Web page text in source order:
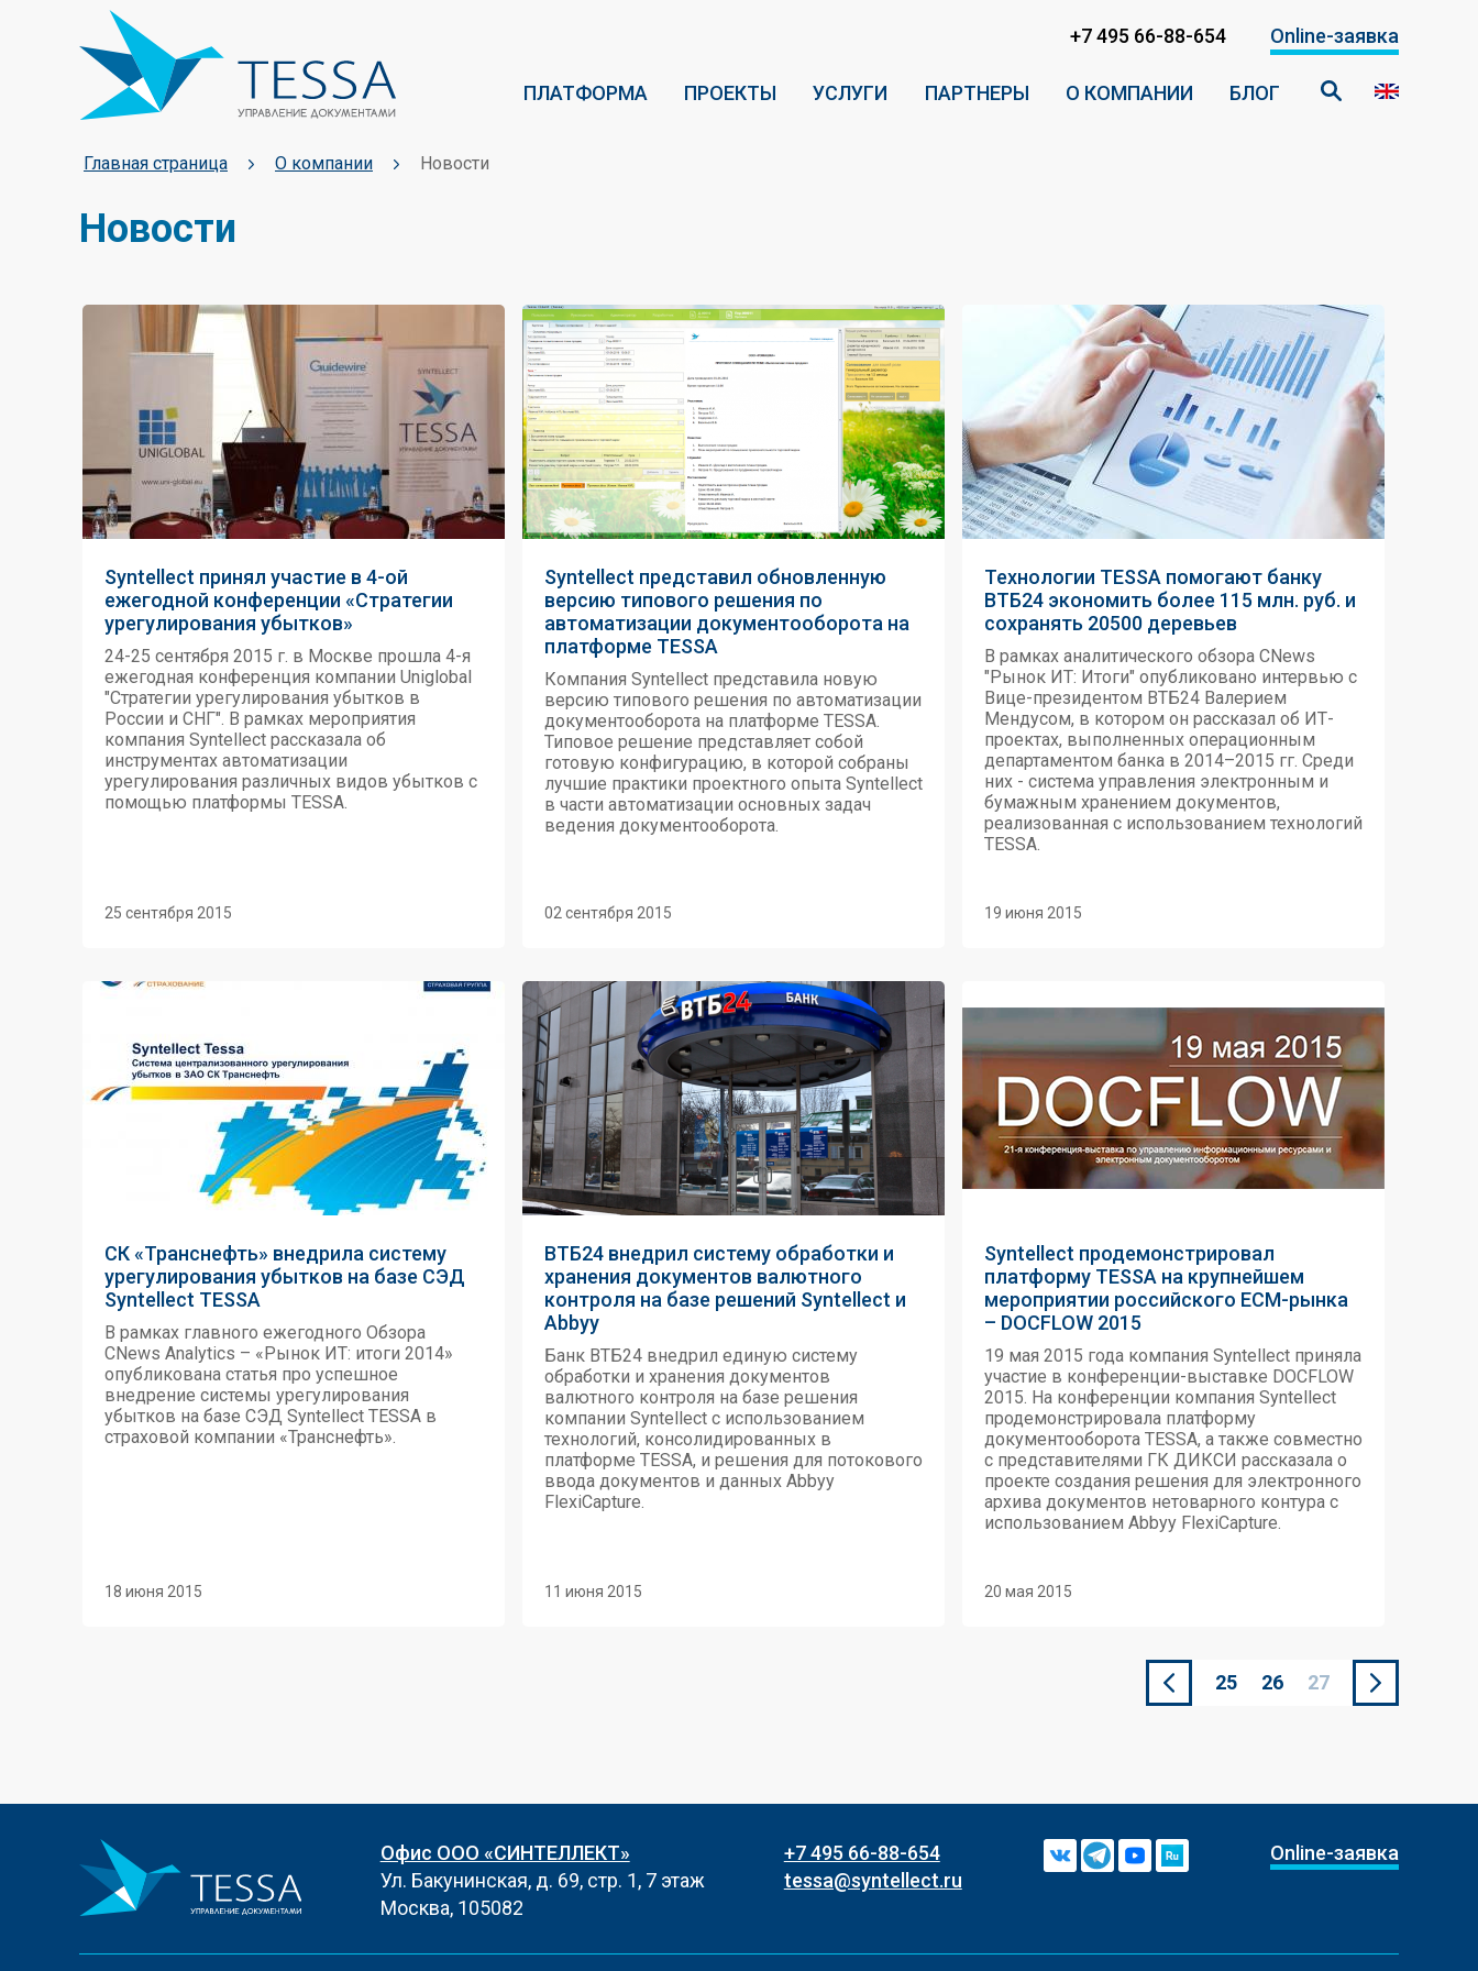
ПЛАТФОРМА ПРОЕКТЫ УСЛУГИ ПАРТНЕРЫ О КОМПАНИИ БЛОГ
+7 495 66-88-654 Online-заявка
Главная страница О компании Новости
Новости
Syntellect принял участие в 4-ой
ежегодной конференции «Стратегии
урегулирования убытков»
24-25 сентября 2015 г. в Москве прошла 4-я
ежегодная конференция компании Uniglobal
"Стратегии урегулирования убытков в
России и СНГ". В рамках мероприятия
компания Syntellect рассказала об
инструментах автоматизации
урегулирования различных видов убытков с
помощью платформы TESSA.
25 сентября 2015
Syntellect представил обновленную
версию типового решения по
автоматизации документооборота на
платформе TESSA
Компания Syntellect представила новую
версию типового решения по автоматизации
документооборота на платформе TESSA.
Типовое решение представляет собой
готовую конфигурацию, в которой собраны
лучшие практики проектного опыта Syntellect
в части автоматизации основных задач
ведения документооборота.
02 сентября 2015
Технологии TESSA помогают банку
ВТБ24 экономить более 115 млн. руб. и
сохранять 20500 деревьев
В рамках аналитического обзора CNews
"Рынок ИТ: Итоги" опубликовано интервью с
Вице-президентом ВТБ24 Валерием
Мендусом, в котором он рассказал об ИТ-
проектах, выполненных операционным
департаментом банка в 2014–2015 гг. Среди
них - система управления электронным и
бумажным хранением документов,
реализованная с использованием технологий
TESSA.
19 июня 2015
СК «Транснефть» внедрила систему
урегулирования убытков на базе СЭД
Syntellect TESSA
В рамках главного ежегодного Обзора
CNews Analytics – «Рынок ИТ: итоги 2014»
опубликована статья про успешное
внедрение системы урегулирования
убытков на базе СЭД Syntellect TESSA в
страховой компании «Транснефть».
18 июня 2015
ВТБ24 внедрил систему обработки и
хранения документов валютного
контроля на базе решений Syntellect и
Abbyy
Банк ВТБ24 внедрил единую систему
обработки и хранения документов
валютного контроля на базе решения
компании Syntellect с использованием
технологий, консолидированных в
платформе TESSA, и решения для потокового
ввода документов и данных Abbyy
FlexiCapture.
11 июня 2015
Syntellect продемонстрировал
платформу TESSA на крупнейшем
мероприятии российского ЕСМ-рынка
– DOCFLOW 2015
19 мая 2015 года компания Syntellect приняла
участие в конференции-выставке DOCFLOW
2015. На конференции компания Syntellect
продемонстрировала платформу
документооборота TESSA, а также совместно
с представителями ГК ДИКСИ рассказала о
проекте создания решения для электронного
архива документов нетоварного контура с
использованием Abbyy FlexiCapture.
20 мая 2015
25 26 27
Офис ООО «СИНТЕЛЛЕКТ»
Ул. Бакунинская, д. 69, стр. 1, 7 этаж
Москва, 105082
+7 495 66-88-654
tessa@syntellect.ru
Online-заявка